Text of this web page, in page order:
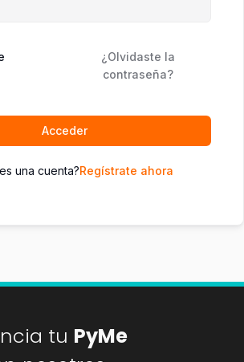
¿Olvidaste la
contraseña?
Acceder
una cuenta?Regístrate ahora
tu PyMe